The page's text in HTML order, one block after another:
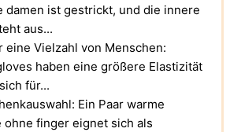
damen ist gestrickt, und die innere
aus...
eine Vielzahl von Menschen:
haben eine größere Elastizität
für...
Ein Paar warme
ohne finger eignet sich als